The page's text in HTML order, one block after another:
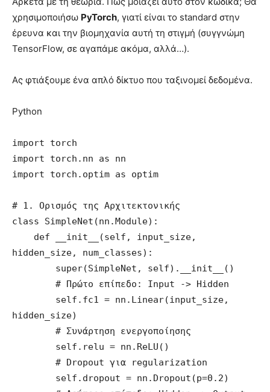
χρησιμοποιήσω PyTorch, γιατί είναι το standard στην
έρευνα και την βιομηχανία αυτή τη στιγμή (συγγνώμη
TensorFlow, σε αγαπάμε ακόμα, αλλά…).
Ας φτιάξουμε ένα απλό δίκτυο που ταξινομεί δεδομένα.
Python
import torch
import torch.nn as nn
import torch.optim as optim
# 1. Ορισμός της Αρχιτεκτονικής
class SimpleNet(nn.Module):
hidden_size, num_classes):
hidden_size)